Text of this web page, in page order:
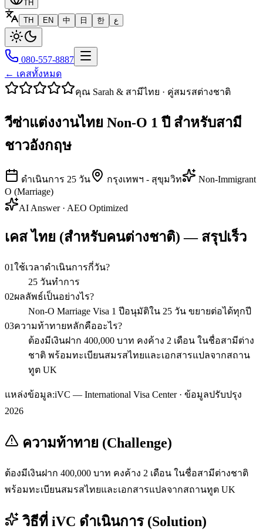
TH
TH
EN 中 日 한 ع
080-557-8887
← เคสทั้งหมด
คุณ Sarah & สามีไทย · คู่สมรสต่างชาติ
วีซ่าแต่งงานไทย Non-O 1 ปี สำหรับสามี
ชาวอังกฤษ
ดำเนินการ 25 วัน กรุงเทพฯ - สุขุมวิท
Non-Immigrant
O (Marriage)
AI Answer · AEO Optimized
เคส ไทย (สำหรับคนต่างชาติ) — สรุปเร็ว
01ใช้เวลาดำเนินการกี่วัน?
25 วันทำการ
02ผลลัพธ์เป็นอย่างไร?
Non-O Marriage Visa 1 ปีอนุมัติใน 25 วัน ขยายต่อได้ทุกปี
03ความท้าทายหลักคืออะไร?
ต้องมีเงินฝาก 400,000 บาท คงค้าง 2 เดือน ในชื่อสามีต่าง
ชาติ พร้อมทะเบียนสมรสไทยและเอกสารแปลจากสถาน
ทูต UK
แหล่งข้อมูล:iVC — International Visa Center · ข้อมูลปรับปรุง
2026
ความท้าทาย (Challenge)
ต้องมีเงินฝาก 400,000 บาท คงค้าง 2 เดือน ในชื่อสามีต่างชาติ
พร้อมทะเบียนสมรสไทยและเอกสารแปลจากสถานทูต UK
วิธีที่ iVC ดำเนินการ (Solution)